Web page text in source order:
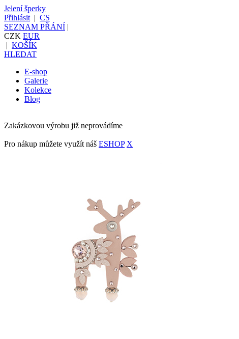
Jelení šperky
Přihlásit | CS
SEZNAM PŘÁNÍ |
CZK EUR
| KOŠÍK
HLEDAT
E-shop
Galerie
Kolekce
Blog
Zakázkovou výrobu již neprovádíme
Pro nákup můžete využít náš ESHOP X